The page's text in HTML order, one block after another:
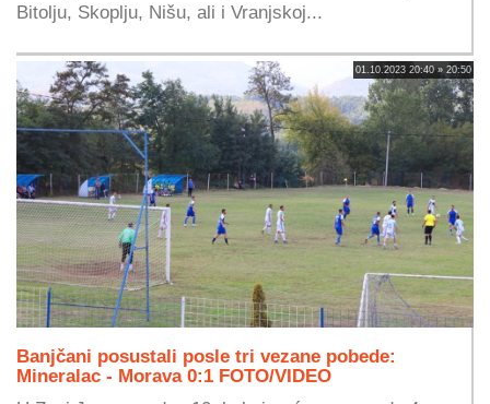
Bitolju, Skoplju, Nišu, ali i Vranjskoj...
01.10.2023 20:40 » 20:50
Banjčani posustali posle tri vezane pobede:
Mineralac - Morava 0:1 FOTO/VIDEO